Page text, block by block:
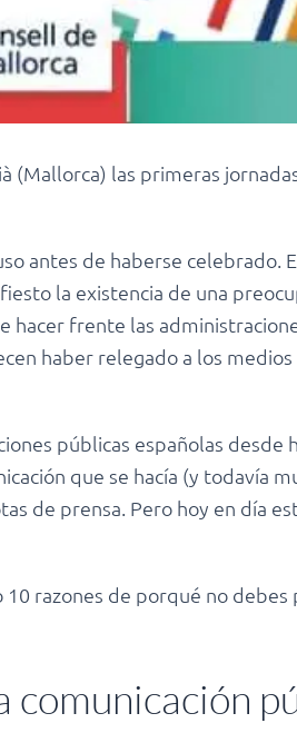
(Mallorca) las primeras
antes de haberse celebrado.
la existencia de una
frente las
haber relegado a los
públicas españolas desde
que se hacía (y todavía
de prensa. Pero hoy en día
razones de porqué no
comunicación